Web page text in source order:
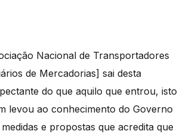
Nacional de Transportadores
de Mercadorias] sai desta
do que aquilo que entrou, isto
levou ao conhecimento do Governo
e propostas que acredita que